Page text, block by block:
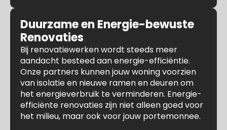
Duurzame en Energie-bewuste
Renovaties
Bij renovatiewerken wordt steeds meer
aandacht besteed aan energie-efficiëntie.
Onze partners kunnen jouw woning voorzien
van isolatie en nieuwe ramen en deuren om
het energieverbruik te verminderen. Energie-
efficiënte renovaties zijn niet alleen goed voor
het milieu, maar ook voor jouw portemonnee.